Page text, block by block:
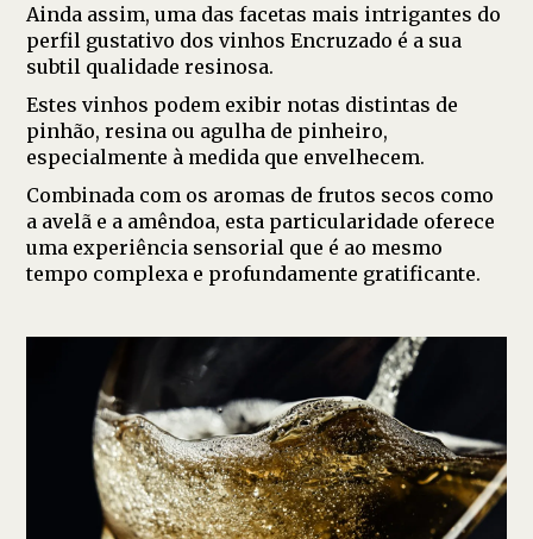
Ainda assim, uma das facetas mais intrigantes do
perfil gustativo dos vinhos Encruzado é a sua
subtil qualidade resinosa.
Estes vinhos podem exibir notas distintas de
pinhão, resina ou agulha de pinheiro,
especialmente à medida que envelhecem.
Combinada com os aromas de frutos secos como
a avelã e a amêndoa, esta particularidade oferece
uma experiência sensorial que é ao mesmo
tempo complexa e profundamente gratificante.